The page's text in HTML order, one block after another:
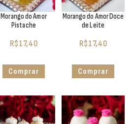
Morango do Amor
Pistache
R$17,40
Comprar
Morango do Amor Doce
de Leite
R$17,40
Comprar